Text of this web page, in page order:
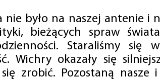
nie było na naszej antenie i
bieżących spraw
Staraliśmy się
Wichry okazały się
zrobić. Pozostaną nasze i